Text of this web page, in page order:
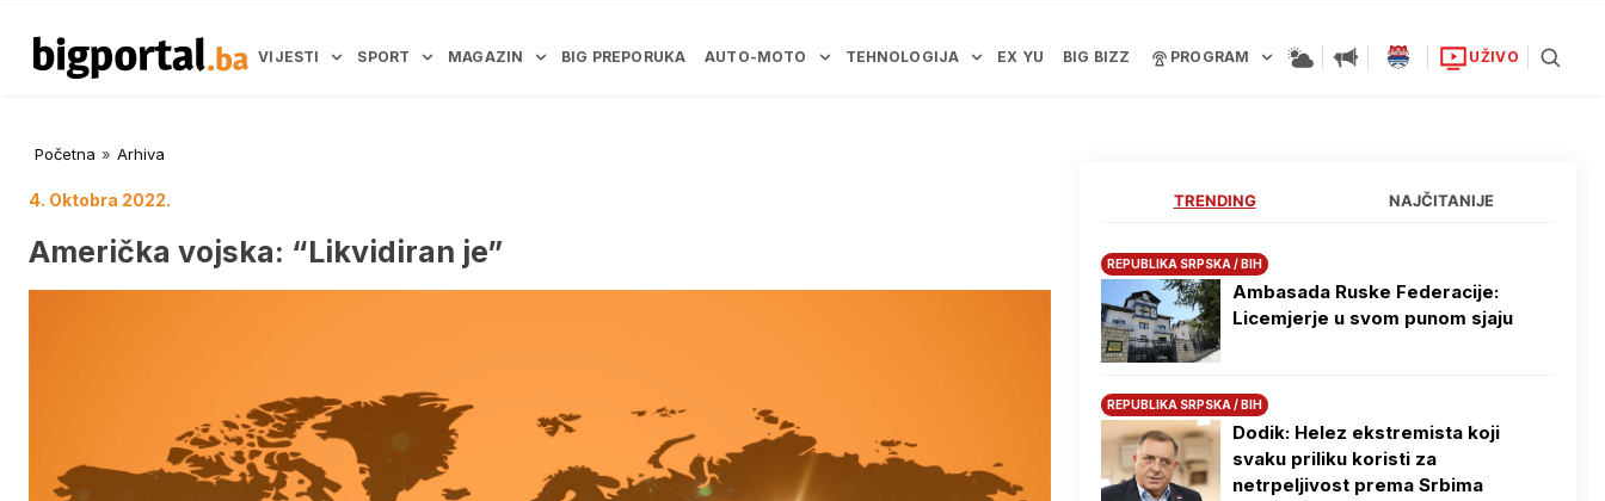
VIJESTI SPORT MAGAZIN BIG PREPORUKA AUTO-MOTO TEHNOLOGIJA EX YU BIG BIZZ PROGRAM UŽIVO
Početna » Arhiva
4. Oktobra 2022.
Američka vojska: “Likvidiran je”
TRENDING NAJČITANIJE
REPUBLIKA SRPSKA / BIH
Ambasada Ruske Federacije:
Licemjerje u svom punom sjaju
REPUBLIKA SRPSKA / BIH
Dodik: Helez ekstremista koji
svaku priliku koristi za
netrpeljivost prema Srbima